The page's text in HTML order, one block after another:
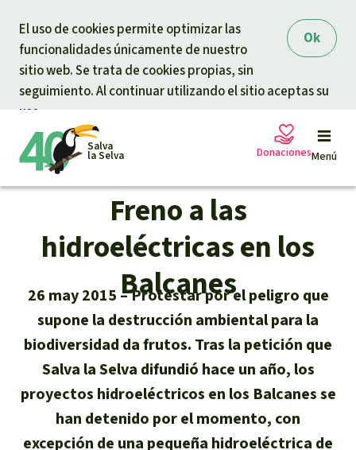
Ok
El uso de cookies permite optimizar las
funcionalidades únicamente de nuestro
sitio web. Se trata de cookies propias, sin
seguimiento. Al continuar utilizando el sitio aceptas su
uso.
Salva
la Selva Menú
Peticiones
Proyectos
Informaciones
Informaciones
Éxitos y Noticias
Suscribirme al boletín
Temas
Clima
Salva la Selva
Salva la Selva
Búsqueda
Donaciones
Tu donación ayuda
Donación general
Urgen donaciones
Certificados de donación
Preguntas y Respuestas
Freno a las
hidroeléctricas en los
Balcanes
26 may 2015
Protestar por el peligro que
supone la destrucción ambiental para la
biodiversidad da frutos. Tras la petición que
Salva la Selva difundió hace un año, los
proyectos hidroeléctricos en los Balcanes se
han detenido por el momento, con
excepción de una pequeña hidroeléctrica de